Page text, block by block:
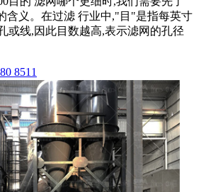
含义。在过滤 行业中,"目"是指每英寸
或线,因此目数越高,表示滤网的孔径
8511